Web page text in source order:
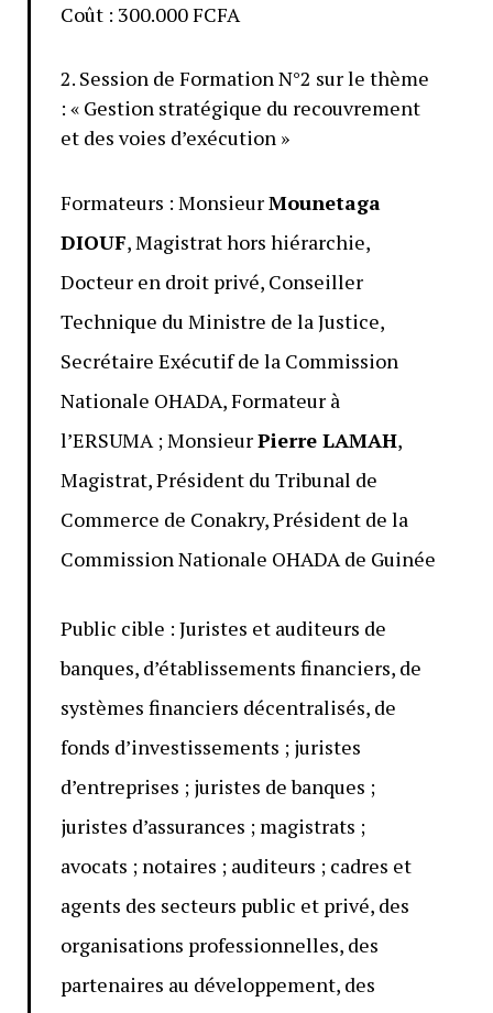
Coût : 300.000 FCFA
2. Session de Formation N°2 sur le thème
: « Gestion stratégique du recouvrement
et des voies d’exécution »
Formateurs : MonsieurMounetaga
DIOUF, Magistrat hors hiérarchie,
Docteur en droit privé, Conseiller
Technique du Ministre de la Justice,
Secrétaire Exécutif de la Commission
Nationale OHADA, Formateur à
l’ERSUMA ; MonsieurPierre LAMAH,
Magistrat, Président du Tribunal de
Commerce de Conakry, Président de la
Commission Nationale OHADA de Guinée
Public cible : Juristes et auditeurs de
banques, d’établissements financiers, de
systèmes financiers décentralisés, de
fonds d’investissements ; juristes
d’entreprises ; juristes de banques ;
juristes d’assurances ; magistrats ;
avocats ; notaires ; auditeurs ; cadres et
agents des secteurs public et privé, des
organisations professionnelles, des
partenaires au développement, des